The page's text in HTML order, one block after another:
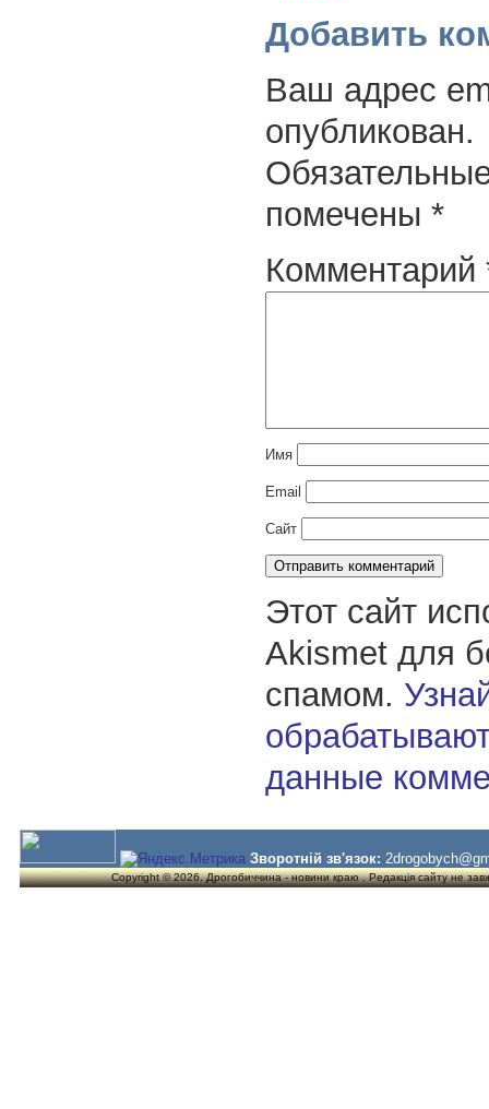
Добавить
Ваш адрес
опубликован.
помечены *
Комментарий
Имя
Email
Сайт
Этот сайт
Akismet для
спамом.
данные
Зворотній зв'язок:
Copyright © 2026. Дрогобиччина - новини краю . Редакція сайту не